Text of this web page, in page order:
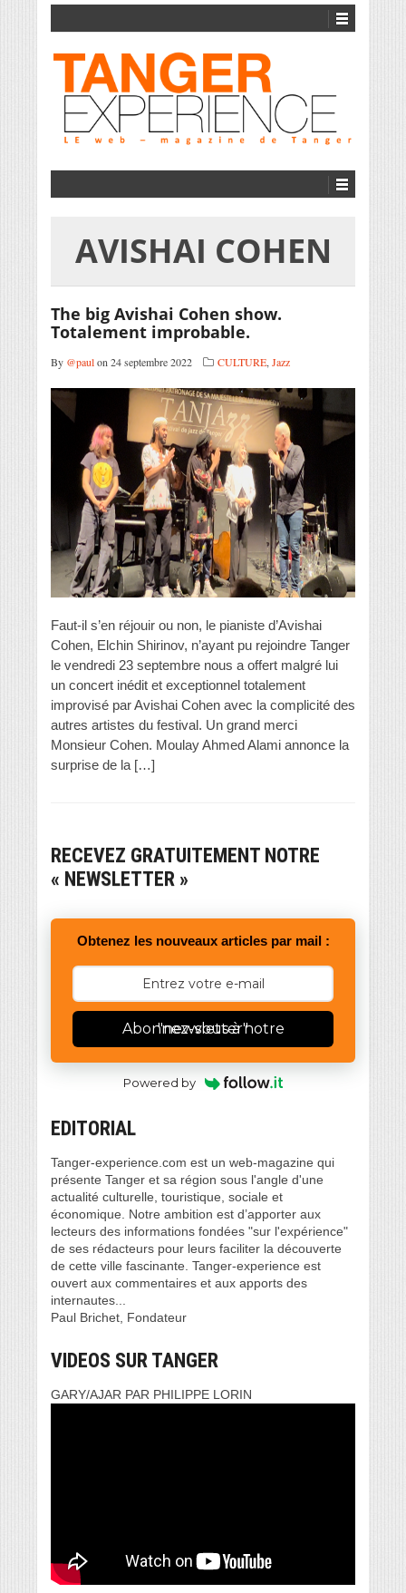
AVISHAI COHEN
The big Avishai Cohen show.
Totalement improbable.
By @paulon 24 septembre 2022 CULTURE, Jazz
Faut-il s’en réjouir ou non, le pianiste d’Avishai
Cohen, Elchin Shirinov, n’ayant pu rejoindre Tanger
le vendredi 23 septembre nous a offert malgré lui
un concert inédit et exceptionnel totalement
improvisé par Avishai Cohen avec la complicité des
autres artistes du festival. Un grand merci
Monsieur Cohen. Moulay Ahmed Alami annonce la
surprise de la […]
RECEVEZ GRATUITEMENT NOTRE
« NEWSLETTER »
Obtenez les nouveaux articles par mail :
Abonnez-vous à notre "newsletter"
Powered by
EDITORIAL
Tanger-experience.com est un web-magazine qui
présente Tanger et sa région sous l'angle d'une
actualité culturelle, touristique, sociale et
économique. Notre ambition est d’apporter aux
lecteurs des informations fondées "sur l'expérience"
de ses rédacteurs pour leurs faciliter la découverte
de cette ville fascinante. Tanger-experience est
ouvert aux commentaires et aux apports des
internautes...
Paul Brichet, Fondateur
VIDEOS SUR TANGER
GARY/AJAR PAR PHILIPPE LORIN